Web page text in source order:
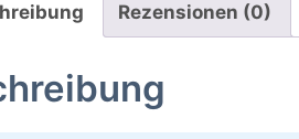
Rezensionen (0)